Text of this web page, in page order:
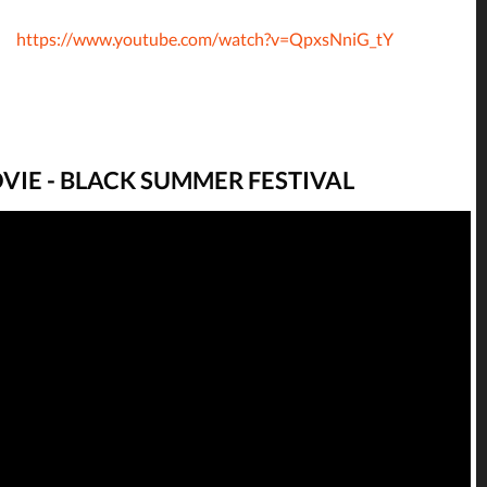
https://www.youtube.com/watch?v=QpxsNniG_tY
- BLACK SUMMER FESTIVAL